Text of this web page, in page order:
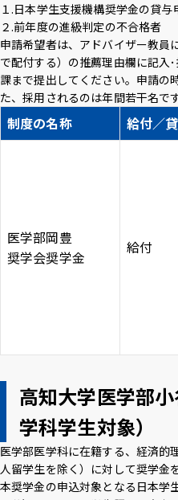
１.日本学生支援機構奨学金の貸与
２.前年度の進級判定の不合格
申請希望者は、アドバイザー教員
で配付する）の推薦理由欄に記入
課まで提出してください。申請の
た、採用されるのは年間若干名です
制度の名称 給付／
医学部岡豊
奨学会奨学金
給付
高知大学医学部
学科学生対象）
医学部医学科に在籍する、経済的
人留学生を除く）に対して奨学金
本奨学金の申込対象となる日本